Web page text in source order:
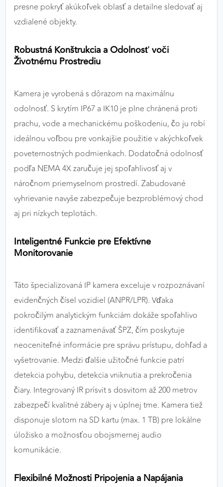
presne pokryť akúkoľvek oblasť a detailne sledovať aj
vzdialené objekty.
Robustná Konštrukcia a Odolnosť voči
Životnému Prostrediu
Kamera je vyrobená s dôrazom na maximálnu
odolnosť. S krytím IP67 a IK10 je plne chránená proti
prachu, vode a mechanickému poškodeniu, čo ju robí
ideálnou voľbou pre vonkajšie použitie v akýchkoľvek
poveternostných podmienkach. Dodatočná odolnosť
podľa NEMA 4X zaručuje jej spoľahlivosť aj v
náročnom priemyselnom prostredí. Zabudované
vyhrievanie navyše zabezpečuje bezproblémový chod
aj pri nízkych teplotách.
Inteligentné Funkcie pre Efektívne
Monitorovanie
Táto špecializovaná IP kamera exceluje v rozpoznávaní
evidenčných čísel vozidiel (ANPR/LPR). Vďaka
pokročilým analytickým funkciám dokáže spoľahlivo
identifikovať a zaznamenávať ŠPZ, čím poskytuje
neoceniteľné informácie pre správu prístupu, dohľad a
vyšetrovanie. Medzi ďalšie užitočné funkcie patrí
detekcia pohybu, detekcia vniknutia a prekročenia
čiary. Integrovaný IR prísvit s dosvitom až 200 metrov
zabezpečí kvalitné zábery aj v úplnej tme. Kamera tiež
disponuje slotom na SD kartu (max. 1 TB) pre lokálne
úložisko a možnosťou obojsmernej audio
komunikácie.
Flexibilné Možnosti Pripojenia a Napájania